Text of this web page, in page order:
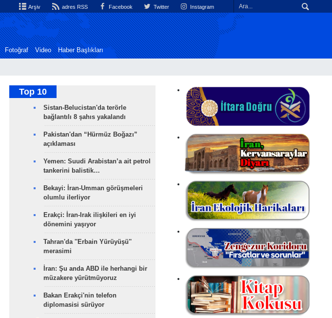
Arşiv adres RSS Facebook Twitter Instagram
Fotoğraf Video Haber Başlıkları
Top 10
Sistan-Belucistan'da terörle
bağlantılı 8 şahıs yakalandı
Pakistan'dan “Hürmüz Boğazı”
açıklaması
Yemen: Suudi Arabistan’a ait petrol
tankerini balistik…
Bekayi: İran-Umman görüşmeleri
olumlu ilerliyor
Erakçi: İran-Irak ilişkileri en iyi
dönemini yaşıyor
Tahran'da ''Erbain Yürüyüşü''
merasimi
İran: Şu anda ABD ile herhangi bir
müzakere yürütmüyoruz
Bakan Erakçi'nin telefon
diplomasisi sürüyor